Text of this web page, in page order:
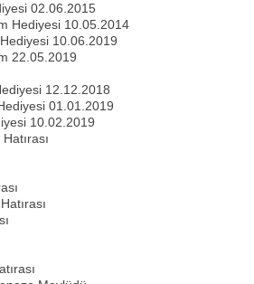
02.06.2015
Hediyesi 10.05.2014
10.06.2019
22.05.2019
12.12.2018
01.01.2019
10.02.2019